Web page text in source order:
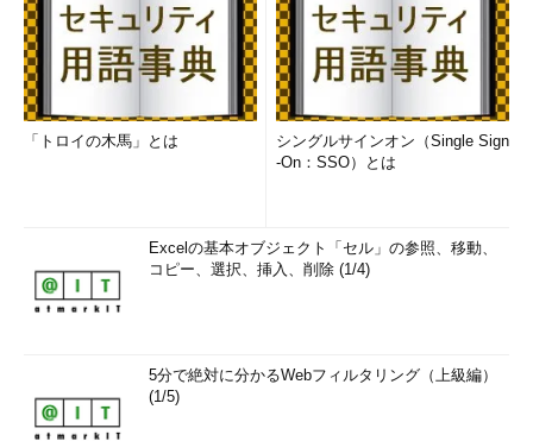
「トロイの木馬」とは
シングルサインオン（Single Sign
-On：SSO）とは
Excelの基本オブジェクト「セル」の参照、移動、
コピー、選択、挿入、削除 (1/4)
5分で絶対に分かるWebフィルタリング（上級編）
(1/5)